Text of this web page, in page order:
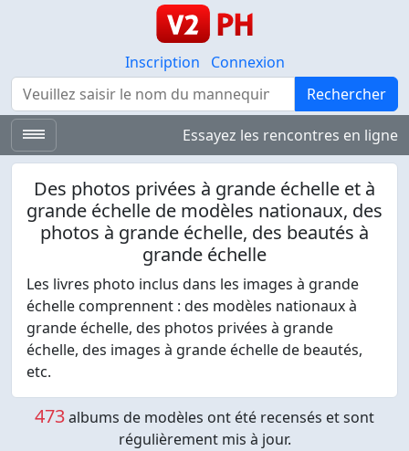
Inscription
Connexion
Rechercher
Rechercher
Essayez les rencontres en ligne
Des photos privées à grande échelle et à
grande échelle de modèles nationaux, des
photos à grande échelle, des beautés à
grande échelle
Les livres photo inclus dans les images à grande
échelle comprennent : des modèles nationaux à
grande échelle, des photos privées à grande
échelle, des images à grande échelle de beautés,
etc.
473albums de modèles ont été recensés et sont
régulièrement mis à jour.